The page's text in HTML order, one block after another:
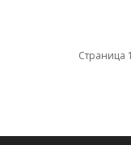
Страница